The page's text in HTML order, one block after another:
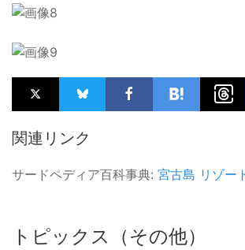
関連リンク
サードペディア百科事典: 宮古島 リゾー
トピックス（その他）